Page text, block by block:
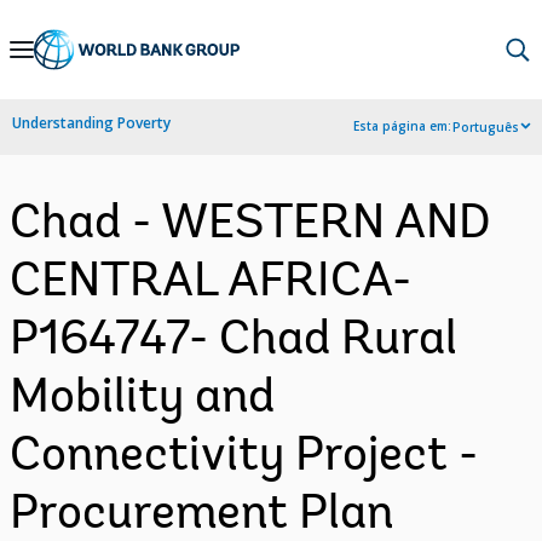
Skip
Navigation
Understanding Poverty Esta página em:Português
Chad - WESTERN AND
CENTRAL AFRICA-
P164747- Chad Rural
Mobility and
Connectivity Project -
Procurement Plan